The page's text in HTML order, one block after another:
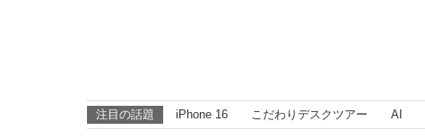
注目の話題 iPhone 16 こだわりデスクツアー AI